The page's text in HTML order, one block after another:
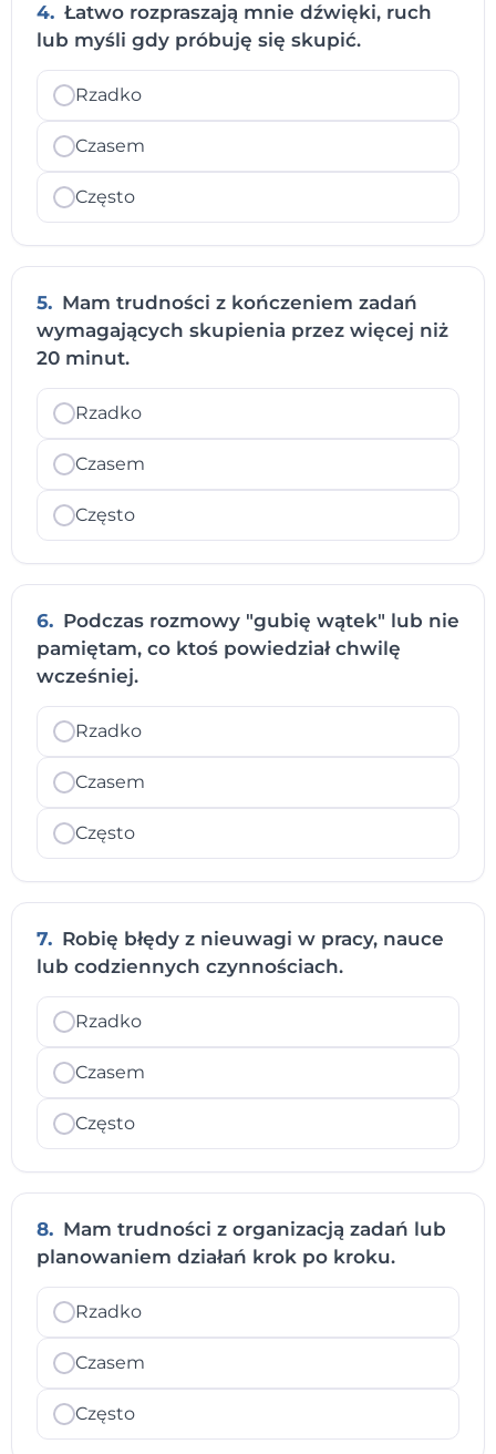
4. Łatwo rozpraszają mnie dźwięki, ruch
lub myśli gdy próbuję się skupić.
Rzadko
Czasem
Często
5. Mam trudności z kończeniem zadań
wymagających skupienia przez więcej niż
20 minut.
Rzadko
Czasem
Często
6. Podczas rozmowy "gubię wątek" lub nie
pamiętam, co ktoś powiedział chwilę
wcześniej.
Rzadko
Czasem
Często
7. Robię błędy z nieuwagi w pracy, nauce
lub codziennych czynnościach.
Rzadko
Czasem
Często
8. Mam trudności z organizacją zadań lub
planowaniem działań krok po kroku.
Rzadko
Czasem
Często